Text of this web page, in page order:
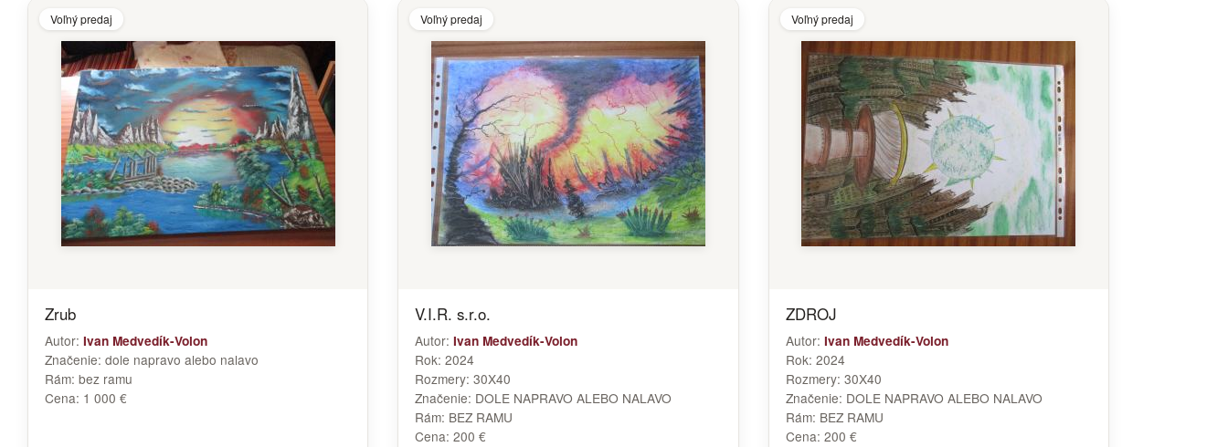
Voľný predaj
Zrub
Autor: Ivan Medvedík-Volon
Značenie: dole napravo alebo nalavo
Rám: bez ramu
Cena: 1 000 €
Voľný predaj
V.I.R. s.r.o.
Autor: Ivan Medvedík-Volon
Rok:2024
Rozmery:30X40
Značenie: DOLE NAPRAVO ALEBO NALAVO
Rám: BEZ RAMU
Cena:200 €
Voľný predaj
ZDROJ
Autor: Ivan Medvedík-Volon
Rok: 2024
Rozmery: 30X40
Značenie: DOLE NAPRAVO ALEBO NALAVO
Rám: BEZ RAMU
Cena: 200 €